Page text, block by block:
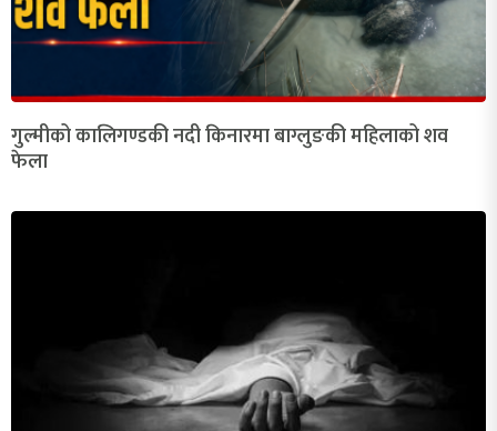
गुल्मीको कालिगण्डकी नदी किनारमा बाग्लुङकी महिलाको शव
फेला